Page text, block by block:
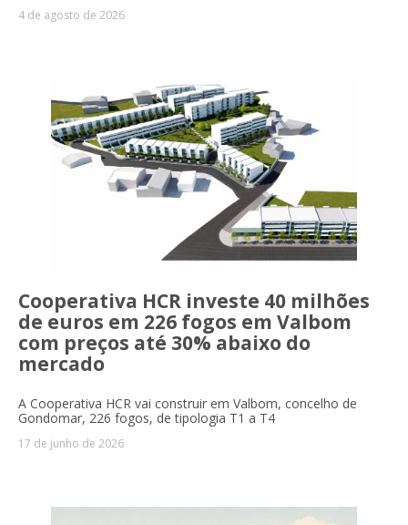
4 de agosto de 2026
Cooperativa HCR investe 40 milhões
de euros em 226 fogos em Valbom
com preços até 30% abaixo do
mercado
A Cooperativa HCR vai construir em Valbom, concelho de
Gondomar, 226 fogos, de tipologia T1 a T4
17 de junho de 2026